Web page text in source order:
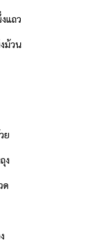
แถว
ม้วน
ย
ง
ด